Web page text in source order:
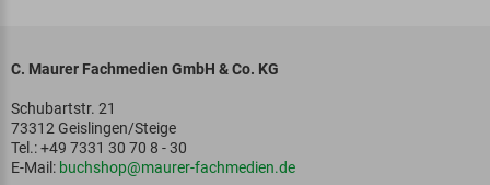
C. Maurer Fachmedien GmbH & Co. KG
Schubartstr. 21
73312 Geislingen/Steige
Tel.: +49 7331 30 70 8 - 30
E-Mail: buchshop@maurer-fachmedien.de